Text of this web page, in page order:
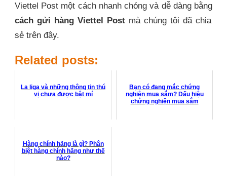
Viettel Post một cách nhanh chóng và dễ dàng bằng
cách gửi hàng Viettel Post mà chúng tôi đã chia
sẻ trên đây.
Related posts:
La liga và những thông tin thú
vị chưa được bật mí
Bạn có đang mắc chứng
nghiện mua sắm? Dấu hiệu
chứng nghiện mua sắm
Hàng chính hãng là gì? Phân
biệt hàng chính hãng như thế
nào?